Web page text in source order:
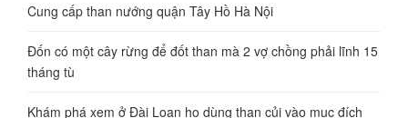
Cung cấp than nướng quận Tây Hồ Hà Nội
Đốn có một cây rừng để đốt than mà 2 vợ chồng phải lĩnh 15
tháng tù
Khám phá xem ở Đài Loan họ dùng than củi vào mục đích